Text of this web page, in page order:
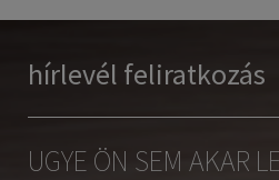
hírlevél feliratkozás
UGYE ÖN SEM AKAR